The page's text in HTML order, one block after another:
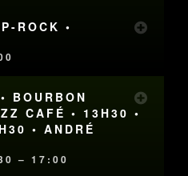
ROCK •
BOURBON
CAFÉ • 13H30 •
• ANDRÉ
– 17:00